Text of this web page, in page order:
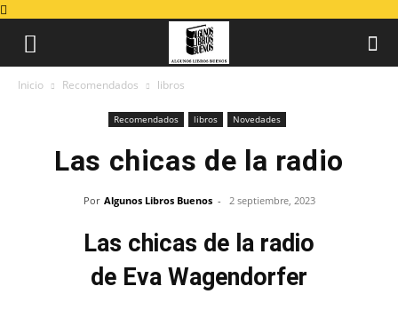
Inicio Recomendados libros
Recomendados libros Novedades
Las chicas de la radio
Por Algunos Libros Buenos - 2 septiembre, 2023
Las chicas de la radio
de Eva Wagendorfer